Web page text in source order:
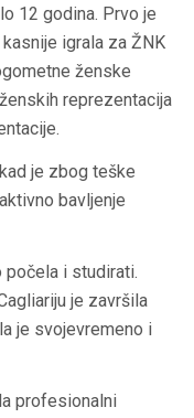
12 godina. Prvo je
igrala za ŽNK
ženske
reprezentacija
je zbog teške
bavljenje
počela i studirati.
je završila
je svojevremeno i
profesionalni